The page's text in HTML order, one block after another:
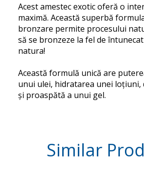
Acest amestec exotic oferă o
maximă. Această superbă
bronzare permite procesului
să se bronzeze la fel de
natura!
Această formulă unică are
unui ulei, hidratarea unei loțiuni,
și proaspătă a unui gel.
Similar